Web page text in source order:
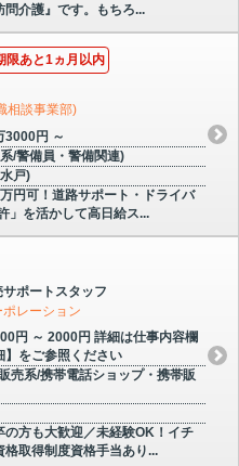
介護』です。もちろ...
限あと1ヵ月以内
相談事業部)
3000円 ～
/警備員・警備関連)
戸)
円可！道路サポート・ドライバ
」を活かして高日給ス...
ポートスタッフ
レーション
円 ～ 2000円 詳細は仕事内容欄
】をご参照ください
売系/携帯電話ショップ・携帯販
方も大歓迎／未経験OK！イチ
取得制度資格手当あり...